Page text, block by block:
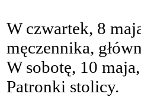
W czwartek, 8
męczennika,
W sobotę, 10
Patronki stolicy.